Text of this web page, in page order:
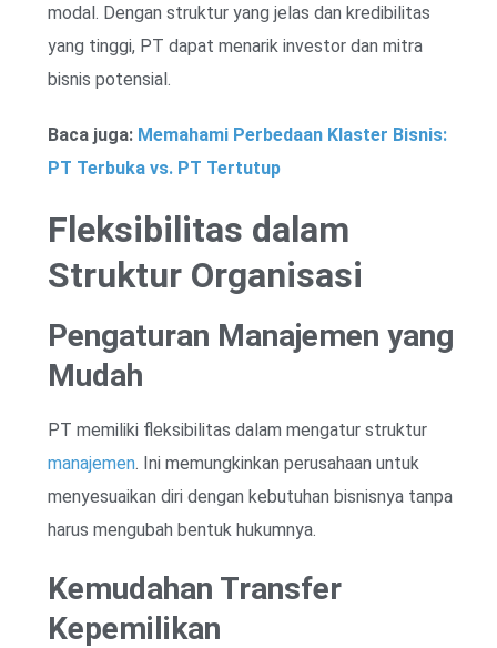
modal. Dengan struktur yang jelas dan kredibilitas
yang tinggi, PT dapat menarik investor dan mitra
bisnis potensial.
Baca juga: Memahami Perbedaan Klaster Bisnis:
PT Terbuka vs. PT Tertutup
Fleksibilitas dalam
Struktur Organisasi
Pengaturan Manajemen yang
Mudah
PT memiliki fleksibilitas dalam mengatur struktur
manajemen. Ini memungkinkan perusahaan untuk
menyesuaikan diri dengan kebutuhan bisnisnya tanpa
harus mengubah bentuk hukumnya.
Kemudahan Transfer
Kepemilikan